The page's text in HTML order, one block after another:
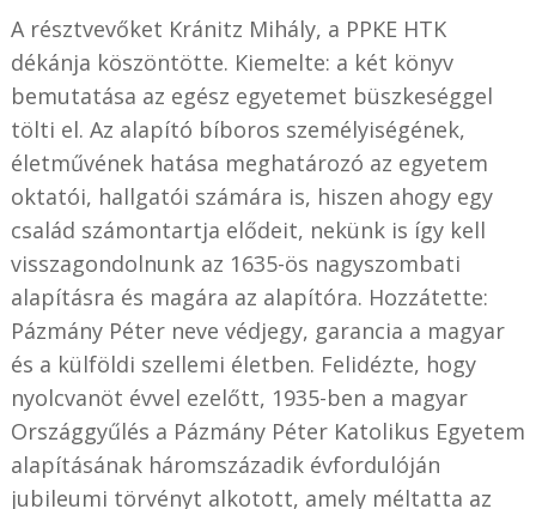
A résztvevőket Kránitz Mihály, a PPKE HTK
dékánja köszöntötte. Kiemelte: a két könyv
bemutatása az egész egyetemet büszkeséggel
tölti el. Az alapító bíboros személyiségének,
életművének hatása meghatározó az egyetem
oktatói, hallgatói számára is, hiszen ahogy egy
család számontartja elődeit, nekünk is így kell
visszagondolnunk az 1635-ös nagyszombati
alapításra és magára az alapítóra. Hozzátette:
Pázmány Péter neve védjegy, garancia a magyar
és a külföldi szellemi életben. Felidézte, hogy
nyolcvanöt évvel ezelőtt, 1935-ben a magyar
Országgyűlés a Pázmány Péter Katolikus Egyetem
alapításának háromszázadik évfordulóján
jubileumi törvényt alkotott, amely méltatta az